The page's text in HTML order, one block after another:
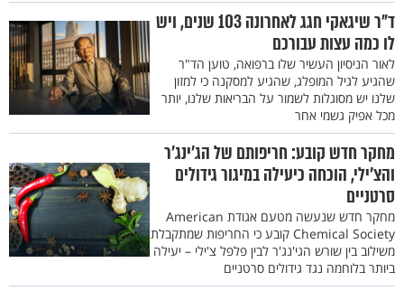
ד"ר שיגאקי חגג לאחרונה 103 שנים, ויש
לו כמה עצות עבורכם
לאור הניסיון העשיר שלו ברפואה, טוען הד"ר
שהגיע לגיל המופלג, שהגיע למסקנה כי למזון
שלנו יש מסוגלות לשמור על הבריאות שלנו, יותר
מכל אפיק גשמי אחר
מחקר חדש קובע: חריפותם של הג’ינג’ר
והצ’ילי, הוכחה כיעילה במיגור גידולים
סרטניים
מחקר חדש שנעשה מטעם אגודת American
Chemical Society קובע כי החריפות שמתקבלת
משילוב בין שורש הגי'נג'ר לבין פלפל צ'ילי – יעילה
ביותר בלוחמה נגד גידולים סרטניים